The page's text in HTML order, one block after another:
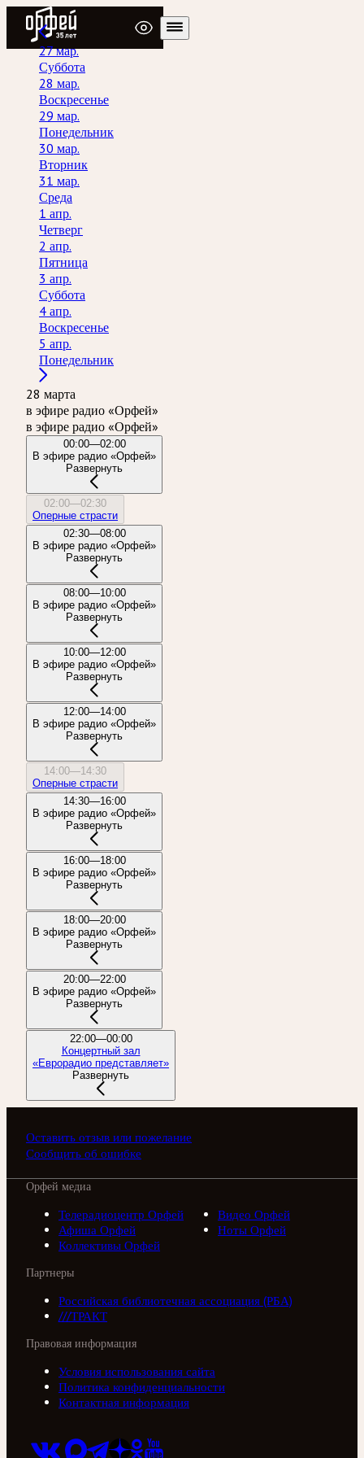
Радио Орфей
27 мар.
Суббота
28 мар.
Воскресенье
29 мар.
Понедельник
30 мар.
Вторник
31 мар.
Среда
1 апр.
Четверг
2 апр.
Пятница
3 апр.
Суббота
4 апр.
Воскресенье
5 апр.
Понедельник
28 марта
в эфире радио «Орфей»
в эфире радио «Орфей»
00:00—02:00
В эфире радио «Орфей»
Развернуть
02:00—02:30
Оперные страсти
02:30—08:00
В эфире радио «Орфей»
Развернуть
08:00—10:00
В эфире радио «Орфей»
Развернуть
10:00—12:00
В эфире радио «Орфей»
Развернуть
12:00—14:00
В эфире радио «Орфей»
Развернуть
14:00—14:30
Оперные страсти
14:30—16:00
В эфире радио «Орфей»
Развернуть
16:00—18:00
В эфире радио «Орфей»
Развернуть
18:00—20:00
В эфире радио «Орфей»
Развернуть
20:00—22:00
В эфире радио «Орфей»
Развернуть
22:00—00:00
Концертный зал
«Еврорадио представляет»
Развернуть
Оставить отзыв или пожелание
Сообщить об ошибке
Орфей медиа
Телерадиоцентр Орфей
Видео Орфей
Афиша Орфей
Ноты Орфей
Коллективы Орфей
Партнеры
Российская библиотечная ассоциация (РБА)
///ТРАКТ
Правовая информация
Условия использования сайта
Политика конфиденциальности
Контактная информация